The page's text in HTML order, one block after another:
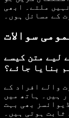
نہیں ملتے۔ ابھی
کے مسائل ہوں۔
سوالات
لیے متن کیسے
بنایا جائے؟
والے افراد کے
ہیں۔ ہاتھ میں
بھی بہت
ثابت ہوتی ہیں۔